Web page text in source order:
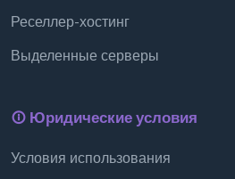
Реселлер-хостинг
Выделенные серверы
Юридические условия
Условия использования